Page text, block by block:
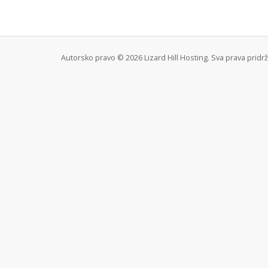
Autorsko pravo © 2026 Lizard Hill Hosting. Sva prava